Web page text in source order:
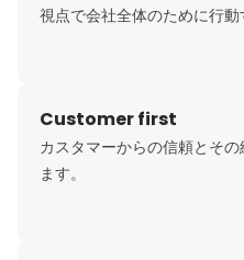
視点で会社全体のために行動
Customer first
カスタマーからの信頼とそ
ます。